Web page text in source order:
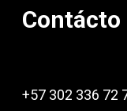
Contácto
+57 302 336 72